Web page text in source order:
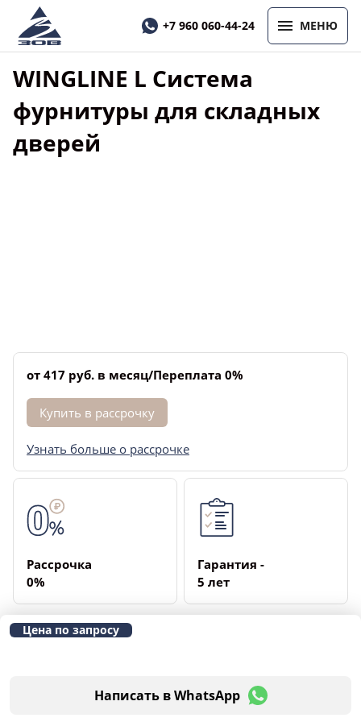
МЕНЮ
+7 960 060-44-24
WINGLINE L Система
фурнитуры для складных
дверей
Цена по запросу
Написать в WhatsApp
от 417 руб. в месяц/Переплата 0%
Купить в рассрочку
Узнать больше о рассрочке
Рассрочка
­0%
Гарантия ­
5 лет